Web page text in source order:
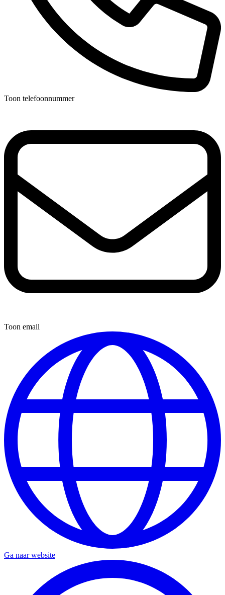
Toon telefoonnummer
Toon email
Ga naar website